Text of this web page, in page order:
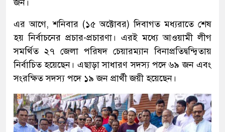
জন।
এর আগে, শনিবার (১৫ অক্টোবর) দিবাগত মধ্যরাতে শেষ
হয় নির্বাচনের প্রচার-প্রচারণা। এরই মধ্যে আওয়ামী লীগ
সমর্থিত ২৭ জেলা পরিষদ চেয়ারম্যান বিনাপ্রতিদ্বন্দ্বিতায়
নির্বাচিত হয়েছেন। এছাড়া সাধারণ সদস্য পদে ৬৯ জন এবং
সংরক্ষিত সদস্য পদে ১৯ জন প্রার্থী জয়ী হয়েছেন।